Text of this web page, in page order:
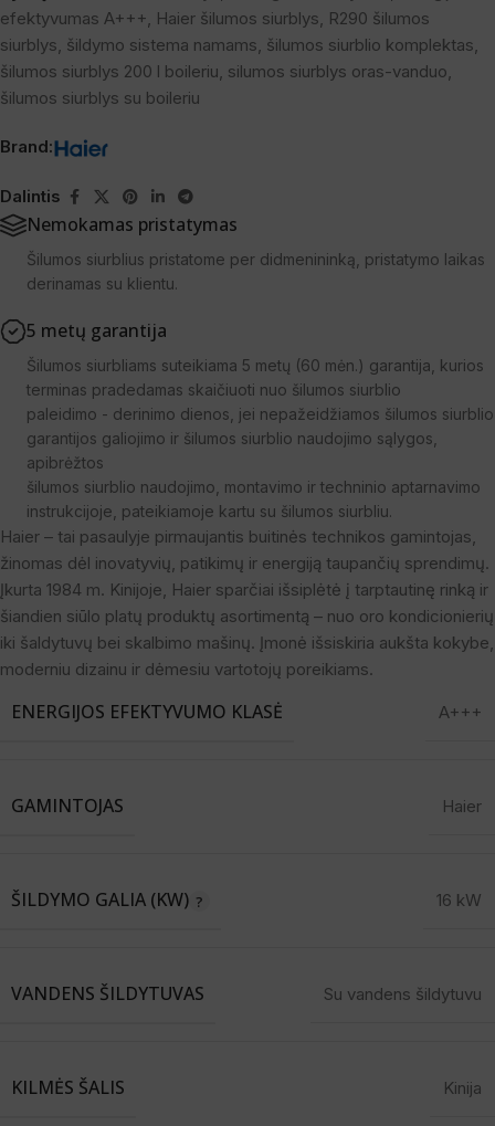
efektyvumas A+++, Haier šilumos siurblys, R290 šilumos
siurblys, šildymo sistema namams, šilumos siurblio komplektas,
šilumos siurblys 200 l boileriu, silumos siurblys oras-vanduo,
šilumos siurblys su boileriu
Brand:
Dalintis
Nemokamas pristatymas
Šilumos siurblius pristatome per didmenininką, pristatymo laikas
derinamas su klientu.
5 metų garantija
Šilumos siurbliams suteikiama 5 metų (60 mėn.) garantija, kurios
terminas pradedamas skaičiuoti nuo šilumos siurblio
paleidimo - derinimo dienos, jei nepažeidžiamos šilumos siurblio
garantijos galiojimo ir šilumos siurblio naudojimo sąlygos,
apibrėžtos
šilumos siurblio naudojimo, montavimo ir techninio aptarnavimo
instrukcijoje, pateikiamoje kartu su šilumos siurbliu.
Haier – tai pasaulyje pirmaujantis buitinės technikos gamintojas,
žinomas dėl inovatyvių, patikimų ir energiją taupančių sprendimų.
Įkurta 1984 m. Kinijoje, Haier sparčiai išsiplėtė į tarptautinę rinką ir
šiandien siūlo platų produktų asortimentą – nuo oro kondicionierių
iki šaldytuvų bei skalbimo mašinų. Įmonė išsiskiria aukšta kokybe,
moderniu dizainu ir dėmesiu vartotojų poreikiams.
ENERGIJOS EFEKTYVUMO KLASĖ A+++
GAMINTOJAS Haier
ŠILDYMO GALIA (KW) 16 kW
VANDENS ŠILDYTUVAS Su vandens šildytuvu
KILMĖS ŠALIS Kinija